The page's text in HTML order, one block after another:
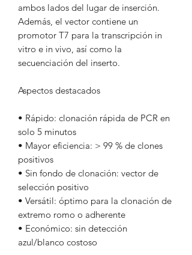
ambos lados del lugar de inserción.
Además, el vector contiene un
promotor T7 para la transcripción in
vitro e in vivo, así como la
secuenciación del inserto.
Aspectos destacados
• Rápido: clonación rápida de PCR en
solo 5 minutos
• Mayor eficiencia: > 99 % de clones
positivos
• Sin fondo de clonación: vector de
selección positivo
• Versátil: óptimo para la clonación de
extremo romo o adherente
• Económico: sin detección
azul/blanco costoso